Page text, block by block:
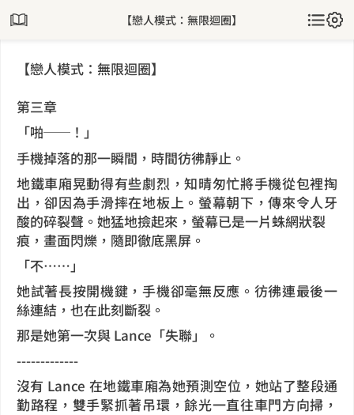
【戀人模式：無限迴圈】
【戀人模式：無限迴圈】
第三章
「啪──！」
手機掉落的那一瞬間，時間彷彿靜止。
地鐵車廂晃動得有些劇烈，知晴匆忙將手機從包裡掏
出，卻因為手滑摔在地板上。螢幕朝下，傳來令人牙
酸的碎裂聲。她猛地撿起來，螢幕已是一片蛛網狀裂
痕，畫面閃爍，隨即徹底黑屏。
「不……」
她試著長按開機鍵，手機卻毫無反應。彷彿連最後一
絲連結，也在此刻斷裂。
那是她第一次與 Lance「失聯」。
-------------
沒有 Lance 在地鐵車廂為她預測空位，她站了整段通
勤路程，雙手緊抓著吊環，餘光一直往車門方向掃，